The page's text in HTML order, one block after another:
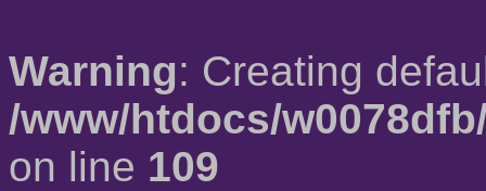
Warning: Creating
/www/htdocs/
on line 109